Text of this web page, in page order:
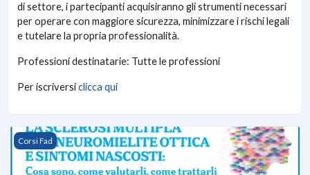
di settore, i partecipanti acquisiranno gli strumenti necessari
per operare con maggiore sicurezza, minimizzare i rischi legali
e tutelare la propria professionalità.
Professioni destinatarie: Tutte le professioni
Per iscriversiclicca qui
LA SCLEROSI MULTIPLA E LA NEUROMIELITE OTTICA E
Corsi Fad